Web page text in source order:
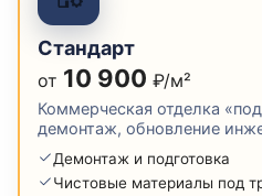
Стандарт
от 10 900 ₽/м²
Коммерческая отделка
демонтаж, обновление
Демонтаж и подготовка
Чистовые материалы под